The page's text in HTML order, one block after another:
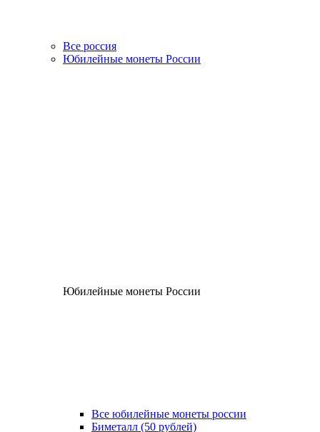
Все россия
Юбилейные монеты России
Юбилейные монеты России
Все юбилейные монеты россии
Биметалл (50 рублей)